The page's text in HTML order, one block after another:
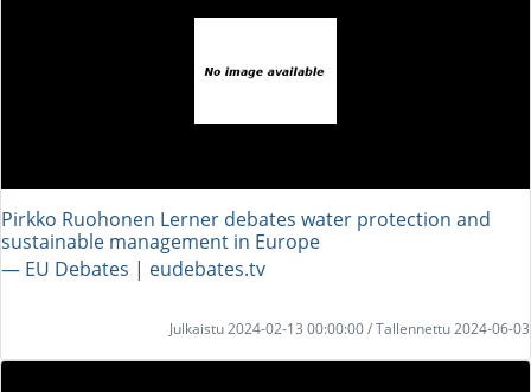
Pirkko Ruohonen Lerner debates water protection and
sustainable management in Europe
― EU Debates | eudebates.tv
Julkaistu 2024-02-13 00:00:00 / Tallennettu 2024-06-03